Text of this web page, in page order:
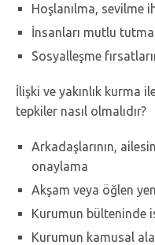
Hoşlanılma, sevilme
İnsanları mutlu
Sosyalleşme
İlişki ve yakınlık kurma
tepkiler nasıl olmalıdır?
Arkadaşlarının,
onaylama
Akşam veya öğlen
Kurumun bülteninde
Kurumun kamusal